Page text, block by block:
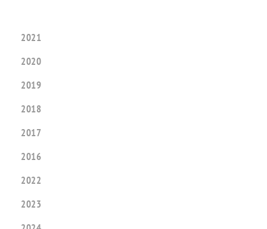
2021
2020
2019
2018
2017
2016
2022
2023